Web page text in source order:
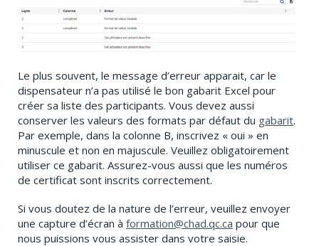
Le plus souvent, le message d’erreur apparait, car le
dispensateur n’a pas utilisé le bon gabarit Excel pour
créer sa liste des participants. Vous devez aussi
conserver les valeurs des formats par défaut du gabarit.
Par exemple, dans la colonne B, inscrivez « oui » en
minuscule et non en majuscule. Veuillez obligatoirement
utiliser ce gabarit. Assurez-vous aussi que les numéros
de certificat sont inscrits correctement.
Si vous doutez de la nature de l’erreur, veuillez envoyer
une capture d’écran à formation@chad.qc.ca pour que
nous puissions vous assister dans votre saisie.